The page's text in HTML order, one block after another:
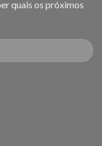
quais os próximos